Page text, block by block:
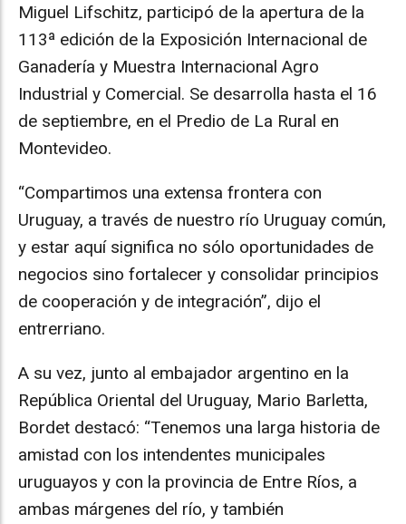
Miguel Lifschitz, participó de la apertura de la
113ª edición de la Exposición Internacional de
Ganadería y Muestra Internacional Agro
Industrial y Comercial. Se desarrolla hasta el 16
de septiembre, en el Predio de La Rural en
Montevideo.
“Compartimos una extensa frontera con
Uruguay, a través de nuestro río Uruguay común,
y estar aquí significa no sólo oportunidades de
negocios sino fortalecer y consolidar principios
de cooperación y de integración”, dijo el
entrerriano.
A su vez, junto al embajador argentino en la
República Oriental del Uruguay, Mario Barletta,
Bordet destacó: “Tenemos una larga historia de
amistad con los intendentes municipales
uruguayos y con la provincia de Entre Ríos, a
ambas márgenes del río, y también